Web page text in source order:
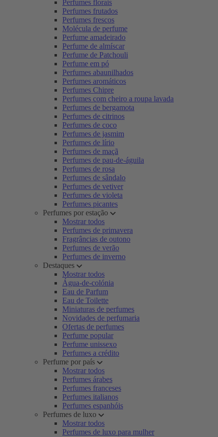
Perfumes florais
Perfumes frutados
Perfumes frescos
Molécula de perfume
Perfume amadeirado
Perfume de almíscar
Perfume de Patchouli
Perfume em pó
Perfumes abaunilhados
Perfumes aromáticos
Perfumes Chipre
Perfumes com cheiro a roupa lavada
Perfumes de bergamota
Perfumes de citrinos
Perfumes de coco
Perfumes de jasmim
Perfumes de lírio
Perfumes de maçã
Perfumes de pau-de-águila
Perfumes de rosa
Perfumes de sândalo
Perfumes de vetiver
Perfumes de violeta
Perfumes picantes
Perfumes por estação
Mostrar todos
Perfumes de primavera
Fragrâncias de outono
Perfumes de verão
Perfumes de inverno
Destaques
Mostrar todos
Água-de-colónia
Eau de Parfum
Eau de Toilette
Miniaturas de perfumes
Novidades de perfumaria
Ofertas de perfumes
Perfume popular
Perfume unissexo
Perfumes a crédito
Perfume por país
Mostrar todos
Perfumes árabes
Perfumes franceses
Perfumes italianos
Perfumes espanhóis
Perfumes de luxo
Mostrar todos
Perfumes de luxo para mulher